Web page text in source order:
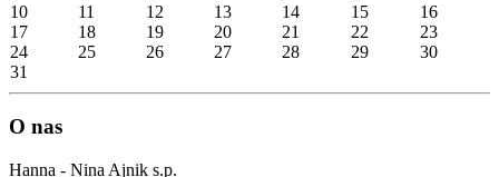
10
11 12 13 14 15
16
17
18 19 20 21 22
23
24
25 26 27 28 29
30
31
O nas
Hanna - Nina Ajnik s.p.